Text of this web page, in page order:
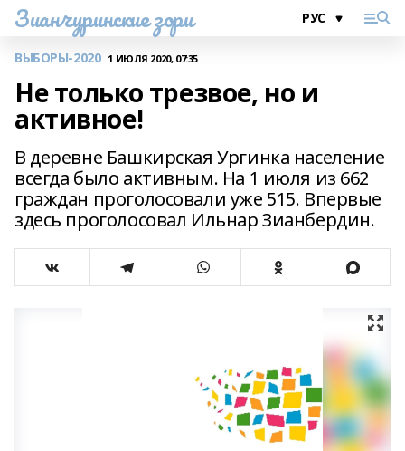
Зианчуринские зори
ВЫБОРЫ-2020 1 ИЮЛЯ 2020, 07:35
Не только трезвое, но и
активное!
В деревне Башкирская Ургинка население
всегда было активным. На 1 июля из 662
граждан проголосовали уже 515. Впервые
здесь проголосовал Ильнар Зианбердин.